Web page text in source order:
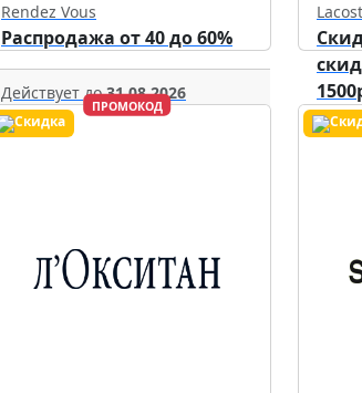
Rendez Vous
Распродажа от 40 до 60%
Действует до31.08.2026
ПРОМОКОД